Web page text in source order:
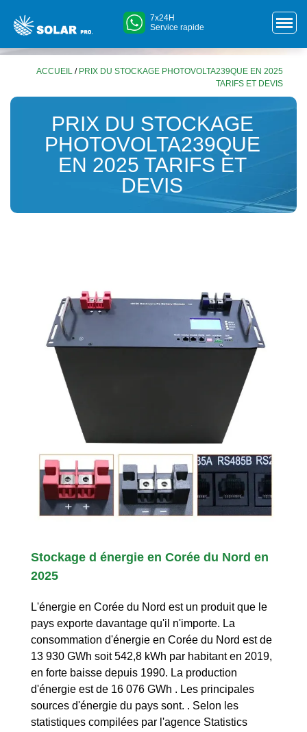
7x24H
Service rapide
ACCUEIL / PRIX DU STOCKAGE PHOTOVOLTA239QUE EN 2025
TARIFS ET DEVIS
PRIX DU STOCKAGE
PHOTOVOLTA239QUE
EN 2025 TARIFS ET
DEVIS
Stockage d énergie en Corée du Nord en
2025
L'énergie en Corée du Nord est un produit que le
pays exporte davantage qu'il n'importe. La
consommation d'énergie en Corée du Nord est de
13 930 GWh soit 542,8 kWh par habitant en 2019,
en forte baisse depuis 1990. La production
d'énergie est de 16 076 GWh . Les principales
sources d'énergie du pays sont. . Selon les
statistiques compilées par l'agence Statistics